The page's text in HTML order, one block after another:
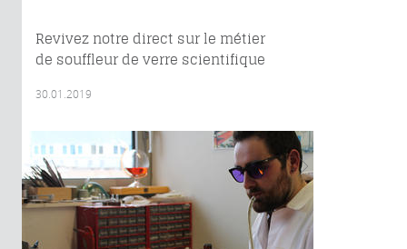
Revivez notre direct sur le métier
de souffleur de verre scientifique
30.01.2019